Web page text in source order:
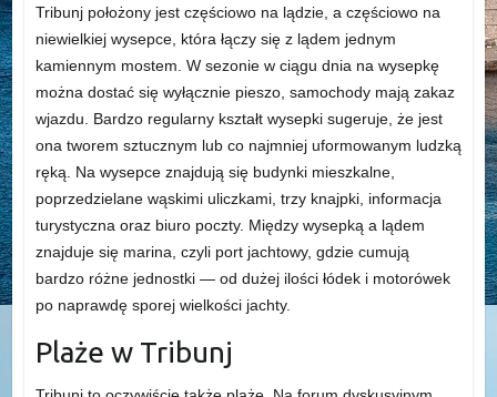
Tribunj położony jest częściowo na lądzie, a częściowo na
niewielkiej wysepce, która łączy się z lądem jednym
kamiennym mostem. W sezonie w ciągu dnia na wysepkę
można dostać się wyłącznie pieszo, samochody mają zakaz
wjazdu. Bardzo regularny kształt wysepki sugeruje, że jest
ona tworem sztucznym lub co najmniej uformowanym ludzką
ręką. Na wysepce znajdują się budynki mieszkalne,
poprzedzielane wąskimi uliczkami, trzy knajpki, informacja
turystyczna oraz biuro poczty. Między wysepką a lądem
znajduje się marina, czyli port jachtowy, gdzie cumują
bardzo różne jednostki — od dużej ilości łódek i motorówek
po naprawdę sporej wielkości jachty.
Plaże w Tribunj